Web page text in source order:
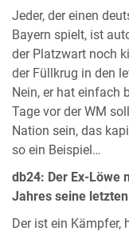
Jeder, der einen
Bayern spielt, ist
der Platzwart noch
der Füllkrug in den
Nein, er hat einfach
Tage vor der WM
Nation sein, das
so ein Beispiel…
db24: Der Ex-Löwe
Jahres seine
Der ist ein Kämpfer,